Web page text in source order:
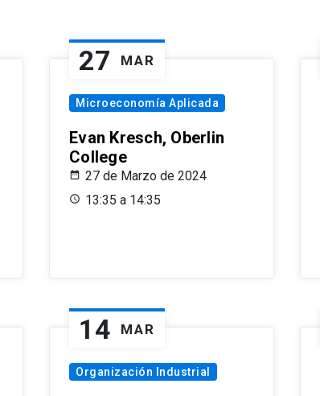
27 MAR
Microeconomía Aplicada
Evan Kresch, Oberlin
College
27 de Marzo de 2024
13:35 a 14:35
14 MAR
Organización Industrial